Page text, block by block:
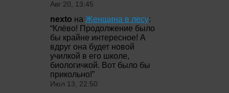
Авг 20, 13:45
nexto на Женщина в лесу:
“Клёво! Продолжение было
бы крайне интересное! А
вдруг она будет новой
училкой в его школе,
биологичкой. Вот было бы
прикольно!”
Июл 13, 22:50